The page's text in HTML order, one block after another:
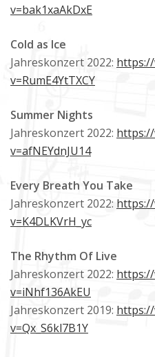
v=bak1xaAkDxE
Cold as Ice
Jahreskonzert 2022:
v=RumE4YtTXCY
Summer Nights
Jahreskonzert 2022:
v=afNEYdnJU14
Every Breath You Take
Jahreskonzert 2022:
v=K4DLKVrH_yc
The Rhythm Of Live
Jahreskonzert 2022:
v=iNhf136AkEU
Jahreskonzert 2019:
v=Qx_S6kl7B1Y